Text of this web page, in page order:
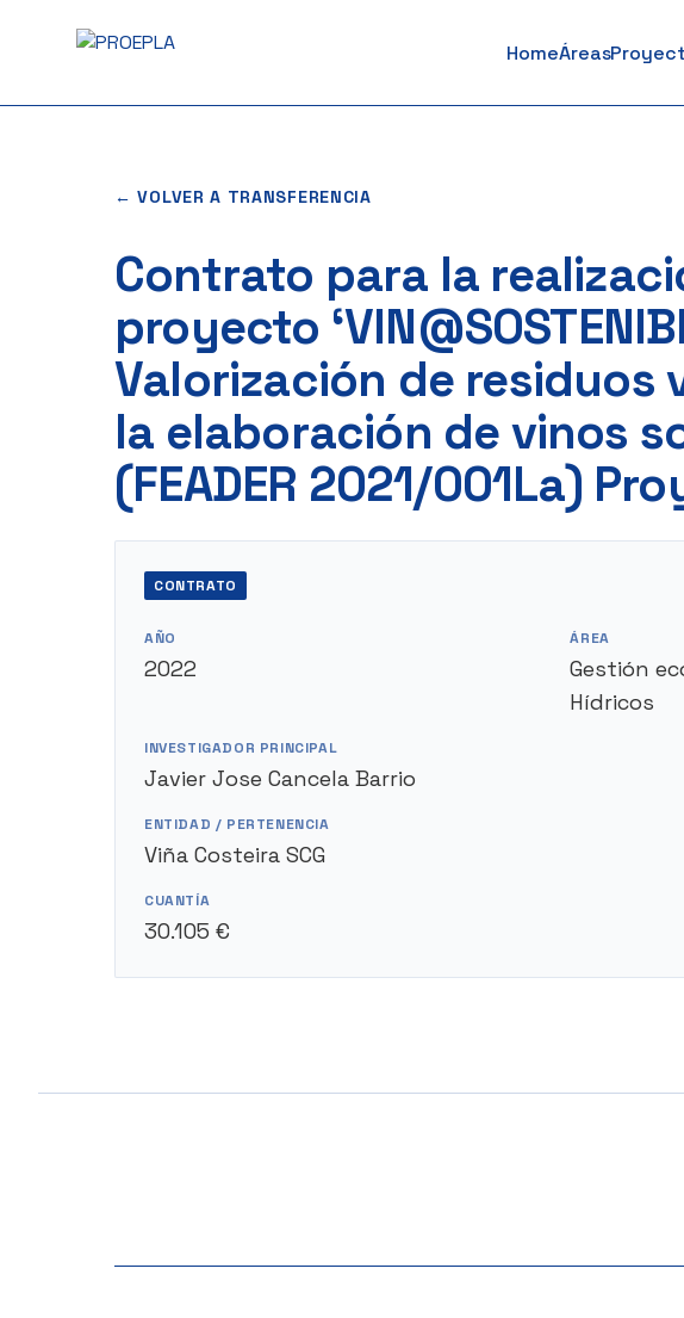
content
HomeÁreas
← VOLVER A TRANSFERENCIA
Contrato para la
proyecto
Valorización de residuos
la elaboración de vinos
(FEADER 2021/001La)
CONTRATO
AÑO
2022
ÁREA
Gestión
Hídricos
INVESTIGADOR PRINCIPAL
Javier Jose Cancela Barrio
ENTIDAD / PERTENENCIA
Viña Costeira SCG
CUANTÍA
30.105 €